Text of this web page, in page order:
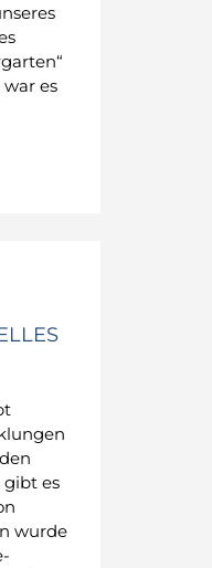
es
es
wurde